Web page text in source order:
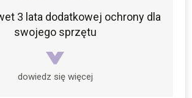
3 lata dodatkowej ochrony dla
swojego sprzętu
dowiedz się więcej